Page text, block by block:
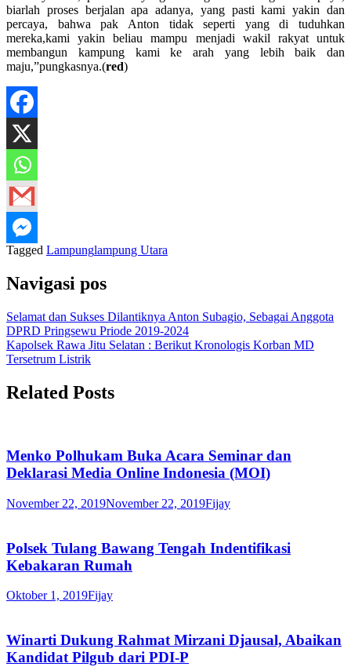
biarlah proses berjalan apa adanya, yang pasti kami yakin dan
percaya, bahwa pak Anton tidak seperti yang di tuduhkan
mereka,kami yakin beliau mampu menjadi wakil rakyat untuk
membangun kampung kami ke arah yang lebih baik dan
maju,”pungkasnya.(red)
Tagged Lampunglampung Utara
Navigasi pos
Selamat dan Sukses Dilantiknya Anton Subagio, Sebagai Anggota
DPRD Pringsewu Priode 2019-2024
Kapolsek Rawa Jitu Selatan : Berikut Kronologis Korban MD
Tersetrum Listrik
Related Posts
Menko Polhukam Buka Acara Seminar dan
Deklarasi Media Online Indonesia (MOI)
November 22, 2019November 22, 2019Fijay
Polsek Tulang Bawang Tengah Indentifikasi
Kebakaran Rumah
Oktober 1, 2019Fijay
Winarti Dukung Rahmat Mirzani Djausal, Abaikan
Kandidat Pilgub dari PDI-P